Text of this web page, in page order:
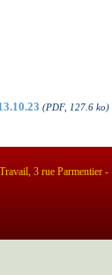
(PDF, 127.6 ko)
3 rue Parmentier